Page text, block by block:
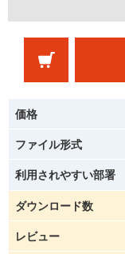
価格
ファイル形式
利用されやすい部署
ダウンロード数
レビュー